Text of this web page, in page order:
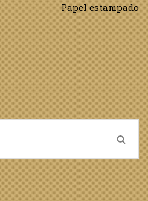
Papel estampado